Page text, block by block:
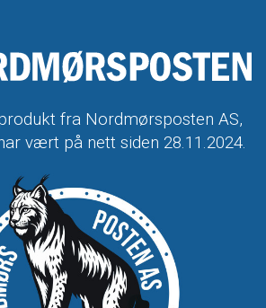
fra Nordmørsposten AS,
vært på nett siden 28.11.2024.